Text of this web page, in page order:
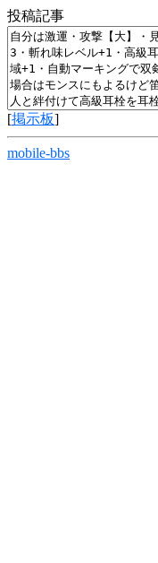
投稿記事
[掲示板]
mobile-bbs